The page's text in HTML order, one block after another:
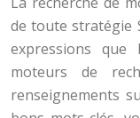
de toute stratégie
expressions que
moteurs de
renseignements